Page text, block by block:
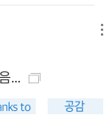
도 어느 장이든
는 종교와 역사
을 바탕으로 한
대한 깊고 넓
...